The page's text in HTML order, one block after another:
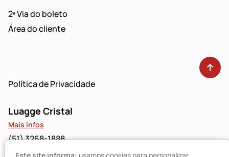
2ª Via do boleto
Área do cliente
Política de Privacidade
Luagge Cristal
Mais infos
(51) 3268-1888